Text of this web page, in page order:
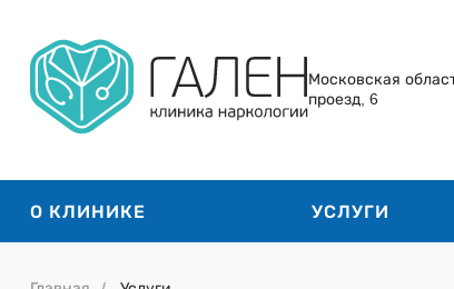
Московская
проезд, 6
О КЛИНИКЕ УСЛУГИ